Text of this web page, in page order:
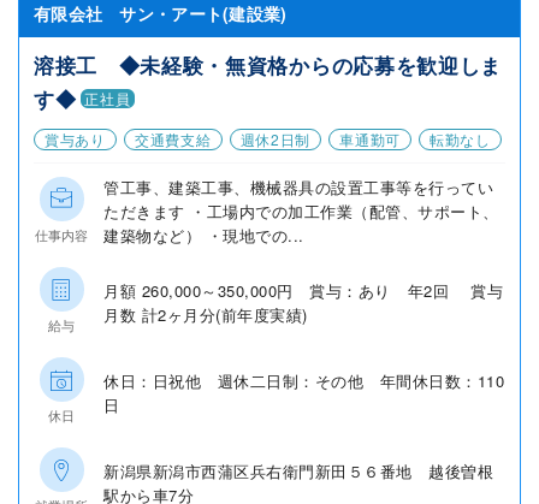
有限会社 サン・アート(建設業)
溶接工 ◆未経験・無資格からの応募を歓迎しま
す◆ 正社員
賞与あり
交通費支給 週休2日制 車通勤可 転勤なし
仕事内容
管工事、建築工事、機械器具の設置工事等を行ってい
ただきます ・工場内での加工作業（配管、サポート、
建築物など） ・現地での...
給与
月額 260,000～350,000円 賞与：あり 年2回 賞与
月数 計2ヶ月分(前年度実績)
休日
休日：日祝他 週休二日制：その他 年間休日数：110
日
新潟県新潟市西蒲区兵右衛門新田５６番地 越後曽根
駅から車7分